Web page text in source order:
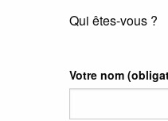
Qui êtes-vous ?
Votre nom